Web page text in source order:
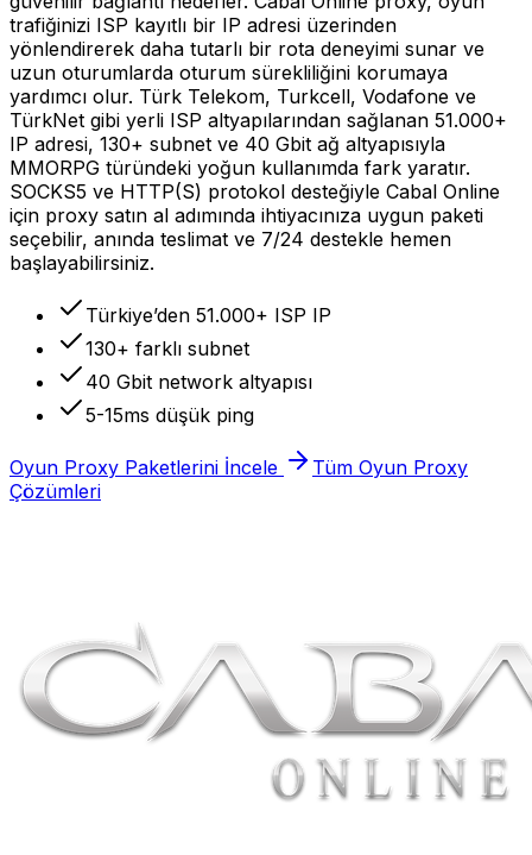
trafiğinizi ISP kayıtlı bir IP adresi üzerinden
yönlendirerek daha tutarlı bir rota deneyimi sunar ve
uzun oturumlarda oturum sürekliliğini korumaya
yardımcı olur. Türk Telekom, Turkcell, Vodafone ve
TürkNet gibi yerli ISP altyapılarından sağlanan 51.000+
IP adresi, 130+ subnet ve 40 Gbit ağ altyapısıyla
MMORPG türündeki yoğun kullanımda fark yaratır.
SOCKS5 ve HTTP(S) protokol desteğiyle Cabal Online
için proxy satın al adımında ihtiyacınıza uygun paketi
seçebilir, anında teslimat ve 7/24 destekle hemen
başlayabilirsiniz.
Türkiye’den 51.000+ ISP IP
130+ farklı subnet
40 Gbit network altyapısı
5-15ms düşük ping
Oyun Proxy Paketlerini İncele
Tüm Oyun Proxy
Çözümleri